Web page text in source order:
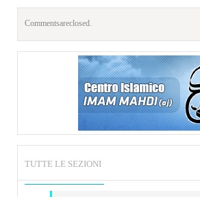
Comments are closed.
TUTTE LE SEZIONI